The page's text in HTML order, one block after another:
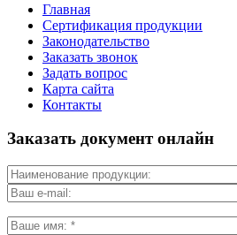
Главная
Сертификация продукции
Законодательство
Заказать звонок
Задать вопрос
Карта сайта
Контакты
Заказать документ онлайн